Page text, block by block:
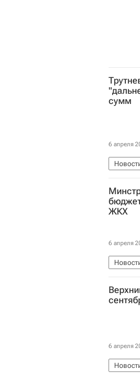
сумм
6 апреля
Юрий
ЖКХ
6 апреля
6 апреля